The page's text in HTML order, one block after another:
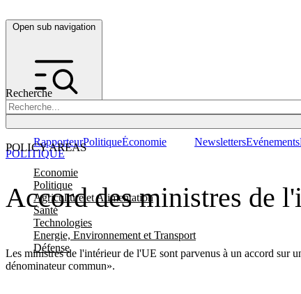
Open sub navigation
Recherche
POLICY AREAS
Economie
Politique
Agriculture et Alimentation
Santé
Technologies
Energie, Environnement et Transport
Défense
RapporteurPolitiqueÉconomie NewslettersEvénements
Accord des ministres de
Les ministres de l'intérieur de l'UE sont parvenus à un accord sur
dénominateur commun».
POLITIQUE